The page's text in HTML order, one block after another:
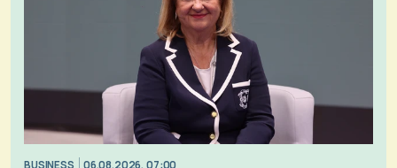
BUSINESS 06.08.2026, 07:00